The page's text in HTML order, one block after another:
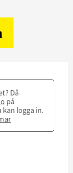
Då
på
logga in.